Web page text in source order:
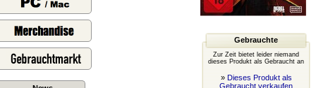
Gebrauchte
Zur Zeit bietet leider niemand
dieses Produkt als Gebraucht an
» Dieses Produkt als
Gebraucht verkaufen